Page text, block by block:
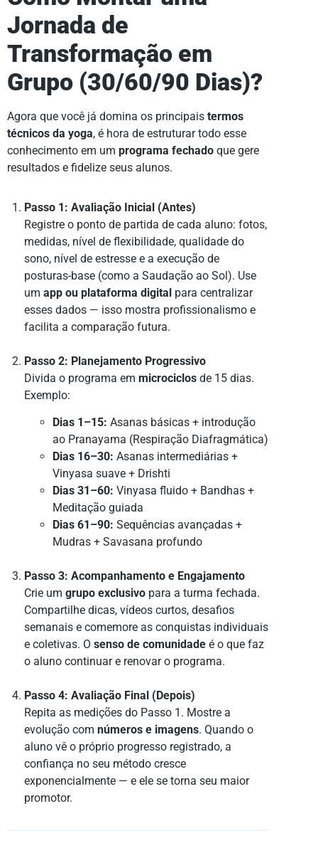
Jornada de
Transformação em
Grupo (30/60/90 Dias)?
Agora que você já domina os principais termos
técnicos da yoga, é hora de estruturar todo esse
conhecimento em um programa fechado que gere
resultados e fidelize seus alunos.
Passo 1: Avaliação Inicial (Antes)
Registre o ponto de partida de cada aluno: fotos,
medidas, nível de flexibilidade, qualidade do
sono, nível de estresse e a execução de
posturas-base (como a Saudação ao Sol). Use
um app ou plataforma digital para centralizar
esses dados — isso mostra profissionalismo e
facilita a comparação futura.
Passo 2: Planejamento Progressivo
Divida o programa em microciclos de 15 dias.
Exemplo:
Dias 1–15: Asanas básicas + introdução
ao Pranayama (Respiração Diafragmática)
Dias 16–30: Asanas intermediárias +
Vinyasa suave + Drishti
Dias 31–60: Vinyasa fluido + Bandhas +
Meditação guiada
Dias 61–90: Sequências avançadas +
Mudras + Savasana profundo
Passo 3: Acompanhamento e Engajamento
Crie um grupo exclusivo para a turma fechada.
Compartilhe dicas, vídeos curtos, desafios
semanais e comemore as conquistas individuais
e coletivas. O senso de comunidade é o que faz
o aluno continuar e renovar o programa.
Passo 4: Avaliação Final (Depois)
Repita as medições do Passo 1. Mostre a
evolução com números e imagens. Quando o
aluno vê o próprio progresso registrado, a
confiança no seu método cresce
exponencialmente — e ele se torna seu maior
promotor.